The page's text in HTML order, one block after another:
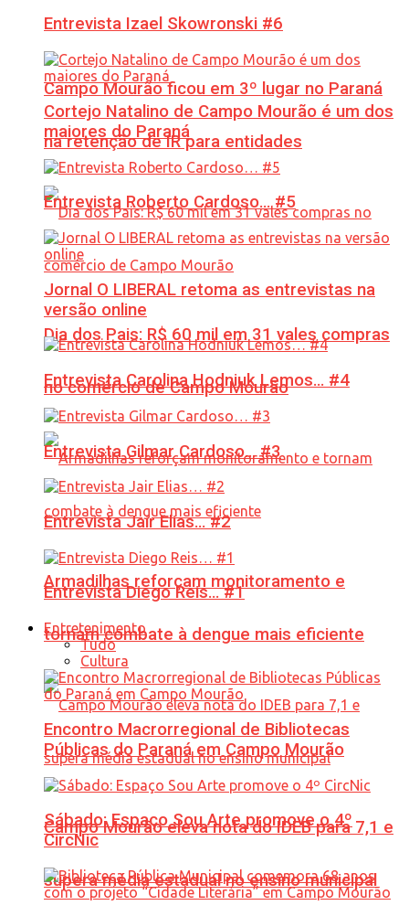
Campo Mourão ficou em 3º lugar no Paraná
na retenção de IR para entidades
Dia dos Pais: R$ 60 mil em 31 vales compras
no comércio de Campo Mourão
Armadilhas reforçam monitoramento e
tornam combate à dengue mais eficiente
Campo Mourão eleva nota do IDEB para 7,1 e
supera média estadual no ensino municipal
Entrevista Izael Skowronski #6
Cortejo Natalino de Campo Mourão é um dos
maiores do Paraná
Entrevista Roberto Cardoso… #5
Jornal O LIBERAL retoma as entrevistas na
versão online
Entrevista Carolina Hodniuk Lemos… #4
Entrevista Gilmar Cardoso… #3
Entrevista Jair Elias… #2
Entrevista Diego Reis… #1
Entretenimento
Tudo
Cultura
Encontro Macrorregional de Bibliotecas
Públicas do Paraná em Campo Mourão
Sábado: Espaço Sou Arte promove o 4º
CircNic